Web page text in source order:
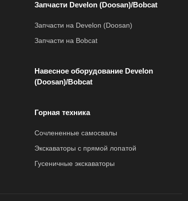
Запчасти Develon (Doosan)/Bobcat
Запчасти на Develon (Doosan)
Запчасти на Bobcat
Навесное оборудование Develon
(Doosan)/Bobcat
Горная техника
Сочлененные самосвалы
Экскаваторы с прямой лопатой
Гусеничные экскаваторы